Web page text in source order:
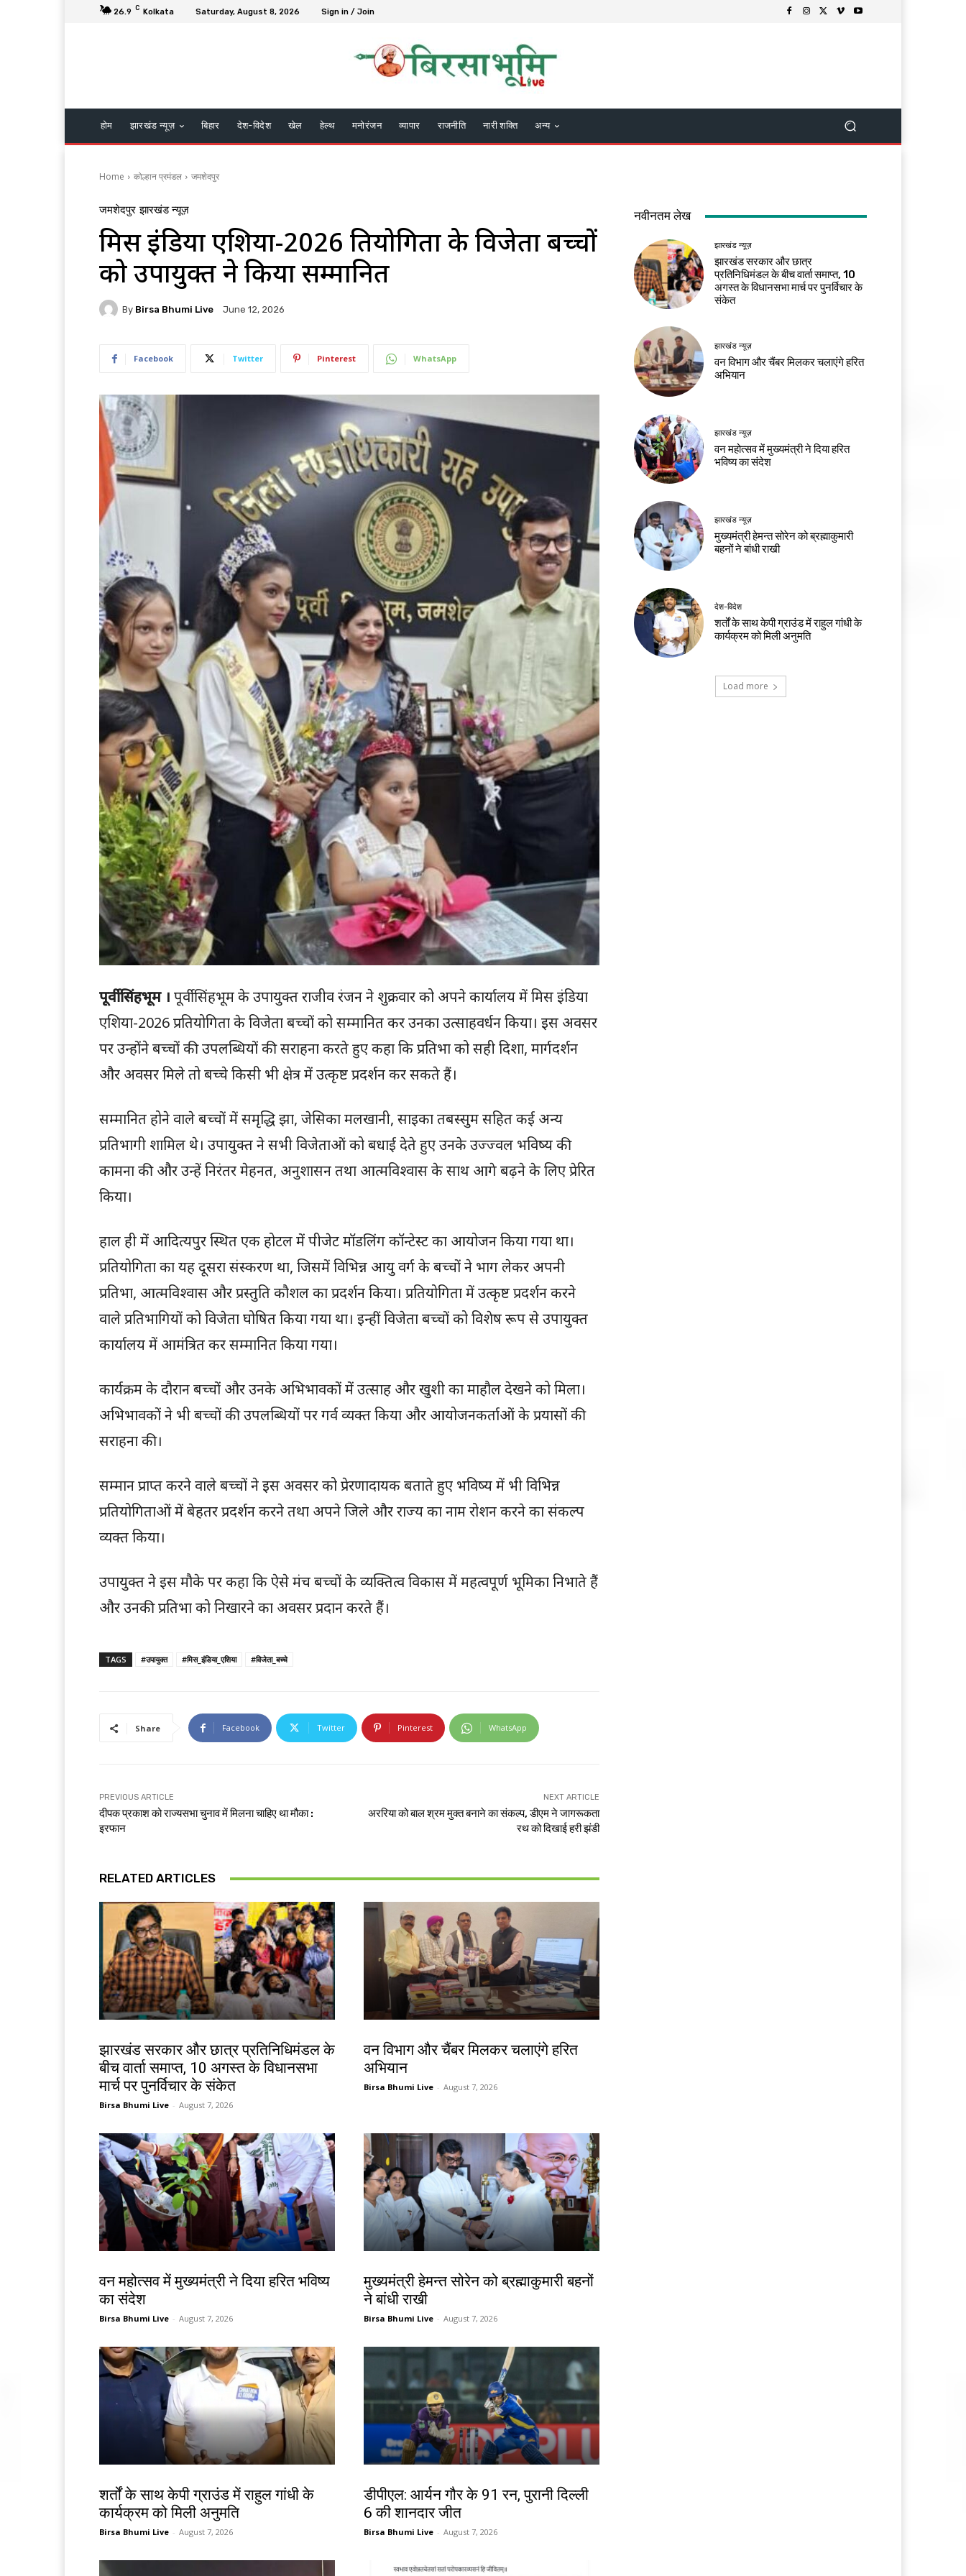
26.9 C Kolkata Saturday, August 8, 2026 Sign in / Join
होम झारखंड न्यूज़ बिहार देश-विदेश खेल हेल्थ मनोरंजन व्यापार राजनीति नारी शक्ति अन्य
Home कोल्हान प्रमंडल जमशेदपुर
जमशेदपुर झारखंड न्यूज़
मिस इंडिया एशिया-2026 प्रतियोगिता के विजेता बच्चों
को उपायुक्त ने किया सम्मानित
By Birsa Bhumi Live June 12, 2026
Facebook Twitter Pinterest WhatsApp
पूर्वी सिंहभूम । पूर्वी सिंहभूम के उपायुक्त राजीव रंजन ने शुक्रवार को अपने कार्यालय में मिस इंडिया
एशिया-2026 प्रतियोगिता के विजेता बच्चों को सम्मानित कर उनका उत्साहवर्धन किया। इस अवसर
पर उन्होंने बच्चों की उपलब्धियों की सराहना करते हुए कहा कि प्रतिभा को सही दिशा, मार्गदर्शन
और अवसर मिले तो बच्चे किसी भी क्षेत्र में उत्कृष्ट प्रदर्शन कर सकते हैं।
सम्मानित होने वाले बच्चों में समृद्धि झा, जेसिका मलखानी, साइका तबस्सुम सहित कई अन्य
प्रतिभागी शामिल थे। उपायुक्त ने सभी विजेताओं को बधाई देते हुए उनके उज्ज्वल भविष्य की
कामना की और उन्हें निरंतर मेहनत, अनुशासन तथा आत्मविश्वास के साथ आगे बढ़ने के लिए प्रेरित
किया।
हाल ही में आदित्यपुर स्थित एक होटल में पीजेट मॉडलिंग कॉन्टेस्ट का आयोजन किया गया था।
प्रतियोगिता का यह दूसरा संस्करण था, जिसमें विभिन्न आयु वर्ग के बच्चों ने भाग लेकर अपनी
प्रतिभा, आत्मविश्वास और प्रस्तुति कौशल का प्रदर्शन किया। प्रतियोगिता में उत्कृष्ट प्रदर्शन करने
वाले प्रतिभागियों को विजेता घोषित किया गया था। इन्हीं विजेता बच्चों को विशेष रूप से उपायुक्त
कार्यालय में आमंत्रित कर सम्मानित किया गया।
कार्यक्रम के दौरान बच्चों और उनके अभिभावकों में उत्साह और खुशी का माहौल देखने को मिला।
अभिभावकों ने भी बच्चों की उपलब्धियों पर गर्व व्यक्त किया और आयोजनकर्ताओं के प्रयासों की
सराहना की।
सम्मान प्राप्त करने वाले बच्चों ने इस अवसर को प्रेरणादायक बताते हुए भविष्य में भी विभिन्न
प्रतियोगिताओं में बेहतर प्रदर्शन करने तथा अपने जिले और राज्य का नाम रोशन करने का संकल्प
व्यक्त किया।
उपायुक्त ने इस मौके पर कहा कि ऐसे मंच बच्चों के व्यक्तित्व विकास में महत्वपूर्ण भूमिका निभाते हैं
और उनकी प्रतिभा को निखारने का अवसर प्रदान करते हैं।
TAGS #उपायुक्त #मिस_इंडिया_एशिया #विजेता_बच्चे
Share Facebook Twitter Pinterest WhatsApp
PREVIOUS ARTICLE
दीपक प्रकाश को राज्यसभा चुनाव में मिलना चाहिए था मौका :
इरफान
NEXT ARTICLE
अररिया को बाल श्रम मुक्त बनाने का संकल्प, डीएम ने जागरूकता
रथ को दिखाई हरी झंडी
RELATED ARTICLES
झारखंड सरकार और छात्र प्रतिनिधिमंडल के
बीच वार्ता समाप्त, 10 अगस्त के विधानसभा
मार्च पर पुनर्विचार के संकेत
Birsa Bhumi Live - August 7, 2026
वन विभाग और चैंबर मिलकर चलाएंगे हरित
अभियान
Birsa Bhumi Live - August 7, 2026
वन महोत्सव में मुख्यमंत्री ने दिया हरित भविष्य
का संदेश
Birsa Bhumi Live - August 7, 2026
मुख्यमंत्री हेमन्त सोरेन को ब्रह्माकुमारी बहनों
ने बांधी राखी
Birsa Bhumi Live - August 7, 2026
शर्तों के साथ केपी ग्राउंड में राहुल गांधी के
कार्यक्रम को मिली अनुमति
Birsa Bhumi Live - August 7, 2026
डीपीएल: आर्यन गौर के 91 रन, पुरानी दिल्ली
6 की शानदार जीत
Birsa Bhumi Live - August 7, 2026
नवीनतम लेख
झारखंड न्यूज़
झारखंड सरकार और छात्र
प्रतिनिधिमंडल के बीच वार्ता समाप्त, 10
अगस्त के विधानसभा मार्च पर पुनर्विचार के
संकेत
झारखंड न्यूज़
वन विभाग और चैंबर मिलकर चलाएंगे हरित
अभियान
झारखंड न्यूज़
वन महोत्सव में मुख्यमंत्री ने दिया हरित
भविष्य का संदेश
झारखंड न्यूज़
मुख्यमंत्री हेमन्त सोरेन को ब्रह्माकुमारी
बहनों ने बांधी राखी
देश-विदेश
शर्तों के साथ केपी ग्राउंड में राहुल गांधी के
कार्यक्रम को मिली अनुमति
Load more